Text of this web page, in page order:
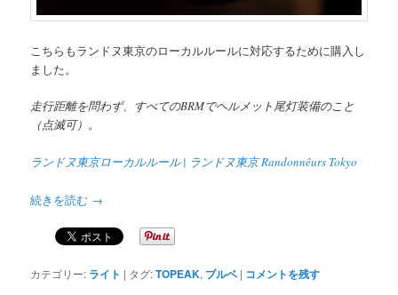
こちらもランドヌ東京のローカルルールに対応するために購入し
ました。
走行距離を問わず、すべてのBRMでヘルメット尾灯装備のこと
（点滅可）。
ランドヌ東京ローカルルール | ランドヌ東京 Randonnêurs Tokyo
続きを読む →
カテゴリー: ライト | タグ:TOPEAK, ブルベ | コメントを残す